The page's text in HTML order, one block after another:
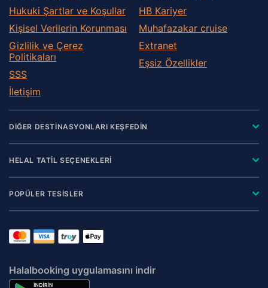
Hukuki Şartlar ve Koşullar
Kişisel Verilerin Korunması
Gizlilik ve Çerez
Politikaları
SSS
İletişim
HB Kariyer
Muhafazakar сruise
Extranet
Eşsiz Özellikler
DİĞER DESTİNASYONLARI KEŞFEDİN
HELAL TATİL SEÇENEKLERİ
POPÜLER TESİSLER
Halalbooking uygulamasını indir